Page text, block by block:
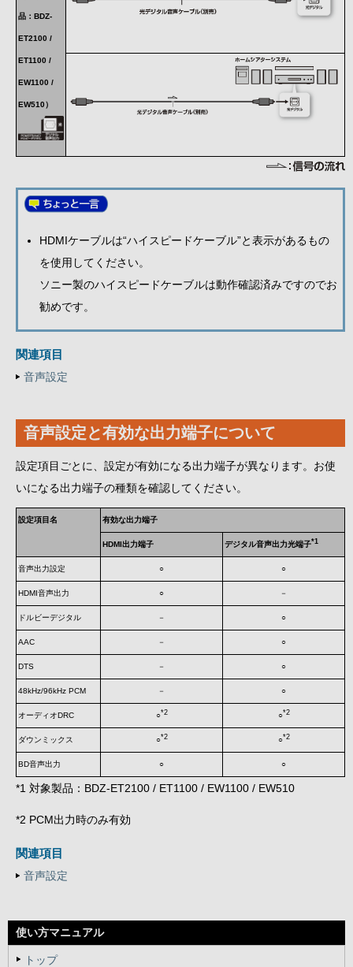
品：BDZ-
ET2100 /
ET1100 /
EW1100 /
EW510）
HDMIケーブルは“ハイスピードケーブル”と表示があるもの
を使用してください。
ソニー製のハイスピードケーブルは動作確認済みですのでお
勧めです。
関連項目
音声設定
音声設定と有効な出力端子について
設定項目ごとに、設定が有効になる出力端子が異なります。お使
いになる出力端子の種類を確認してください。
設定項目名 有効な出力端子
HDMI出力端子 デジタル音声出力光端子*1
音声出力設定 ○ ○
HDMI音声出力 ○ －
ドルビーデジタル － ○
AAC － ○
DTS － ○
48kHz/96kHz PCM － ○
オーディオDRC ○*2 ○*2
ダウンミックス ○*2 ○*2
BD音声出力 ○ ○
*1 対象製品：BDZ-ET2100 / ET1100 / EW1100 / EW510
*2 PCM出力時のみ有効
関連項目
音声設定
使い方マニュアル
トップ